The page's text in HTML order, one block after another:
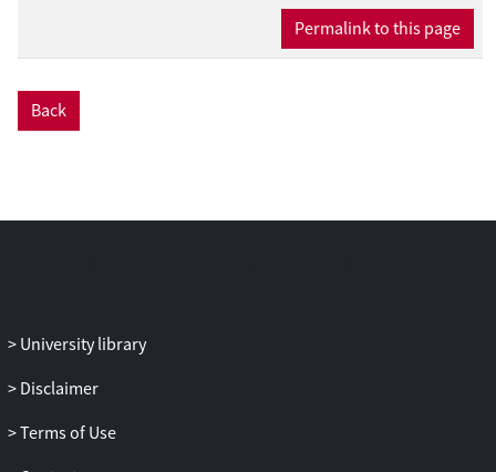
Permalink to this page
Back
University library
Disclaimer
Terms of Use